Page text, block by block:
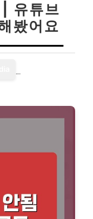
유튜브
봤어요